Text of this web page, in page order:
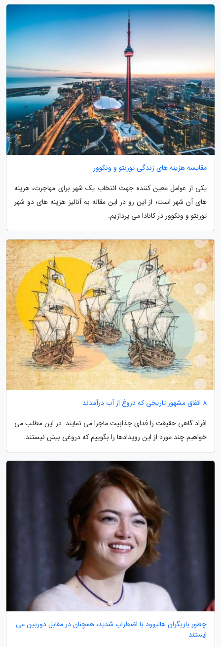
مقایسه هزینه های زندگی تورنتو و ونکوور
یکی از عوامل معین کننده جهت انتخاب یک شهر برای مهاجرت، هزینه
های آن شهر است؛ از این رو در این مقاله به آنالیز هزینه های دو شهر
تورنتو و ونکوور در کانادا می پردازیم.
8 اتفاق مشهور تاریخی که دروغ از آب درآمدند
افراد گاهی حقیقت را فدای جذابیت ماجرا می نمایند. در این مطلب می
خواهیم چند مورد از این رویدادها را بگوییم که دروغی بیش نیستند.
چطور بازیگران هالیوود با اضطراب شدید، همچنان در مقابل دوربین می
ایستند